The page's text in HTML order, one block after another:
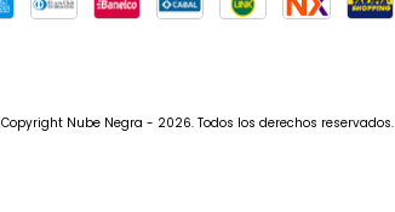
Copyright Nube Negra - 2026. Todos los derechos reservados.